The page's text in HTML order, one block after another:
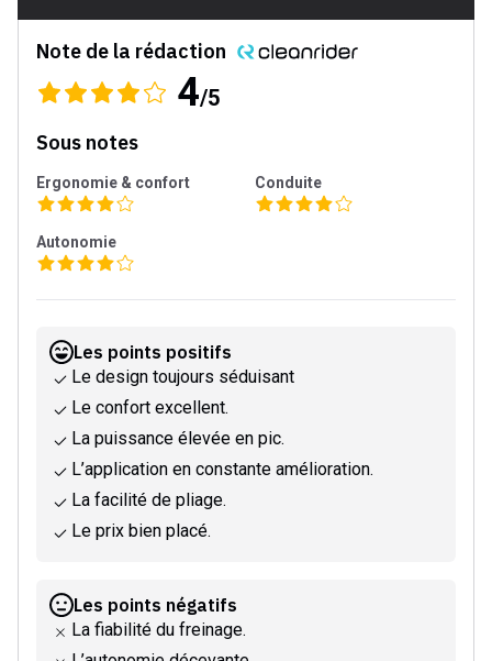
Note de la rédaction
4/5
Sous notes
Ergonomie & confort Conduite
Autonomie
Les points positifs
Le design toujours séduisant
Le confort excellent.
La puissance élevée en pic.
L’application en constante amélioration.
La facilité de pliage.
Le prix bien placé.
Les points négatifs
La fiabilité du freinage.